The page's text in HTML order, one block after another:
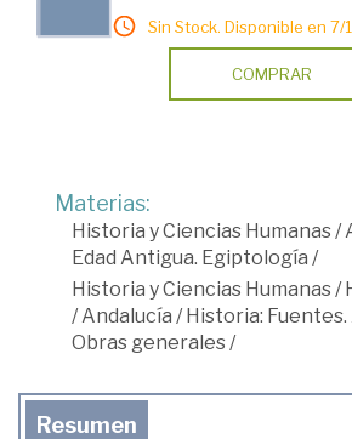
Sin Stock. Disponible en 7/
COMPRAR
Materias:
Historia y Ciencias Humanas /
Edad Antigua. Egiptología /
Historia y Ciencias Humanas /
/Andalucía /Historia:
Obras generales /
Resumen